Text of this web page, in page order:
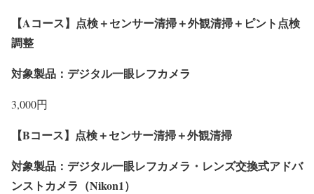
【Aコース】点検＋センサー清掃＋外観清掃＋ピント点検
調整
対象製品：デジタル一眼レフカメラ
3,000円
【Bコース】点検＋センサー清掃＋外観清掃
対象製品：デジタル一眼レフカメラ・レンズ交換式アドバ
ンストカメラ（Nikon1）